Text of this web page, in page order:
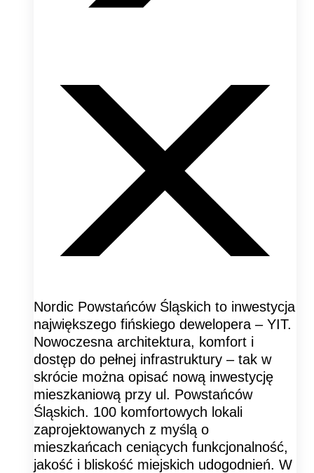
Nordic Powstańców Śląskich to inwestycja
największego fińskiego dewelopera – YIT.
Nowoczesna architektura, komfort i
dostęp do pełnej infrastruktury – tak w
skrócie można opisać nową inwestycję
mieszkaniową przy ul. Powstańców
Śląskich. 100 komfortowych lokali
zaprojektowanych z myślą o
mieszkańcach ceniących funkcjonalność,
jakość i bliskość miejskich udogodnień. W